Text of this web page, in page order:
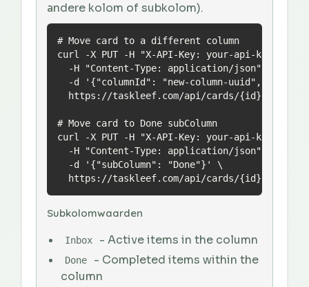
andere kolom of subkolom).
# Move card to a different column
curl -X PUT -H "X-API-Key: your-api-key" \
  -H "Content-Type: application/json" \
-d '{"columnId": "new-column-uuid",
  https://taskleef.com/api/cards/{id}
# Move card to Done subColumn
curl -X PUT -H "X-API-Key: your-api-key" \
  -H "Content-Type: application/json" \
  -d '{"subColumn": "Done"}' \
  https://taskleef.com/api/cards/{id}
Subkolomwaarden
Inbox - Active items in the column
Done
- Completed items within the
column